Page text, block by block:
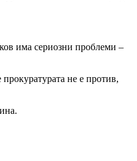
има сериозни проблеми –
не е против,